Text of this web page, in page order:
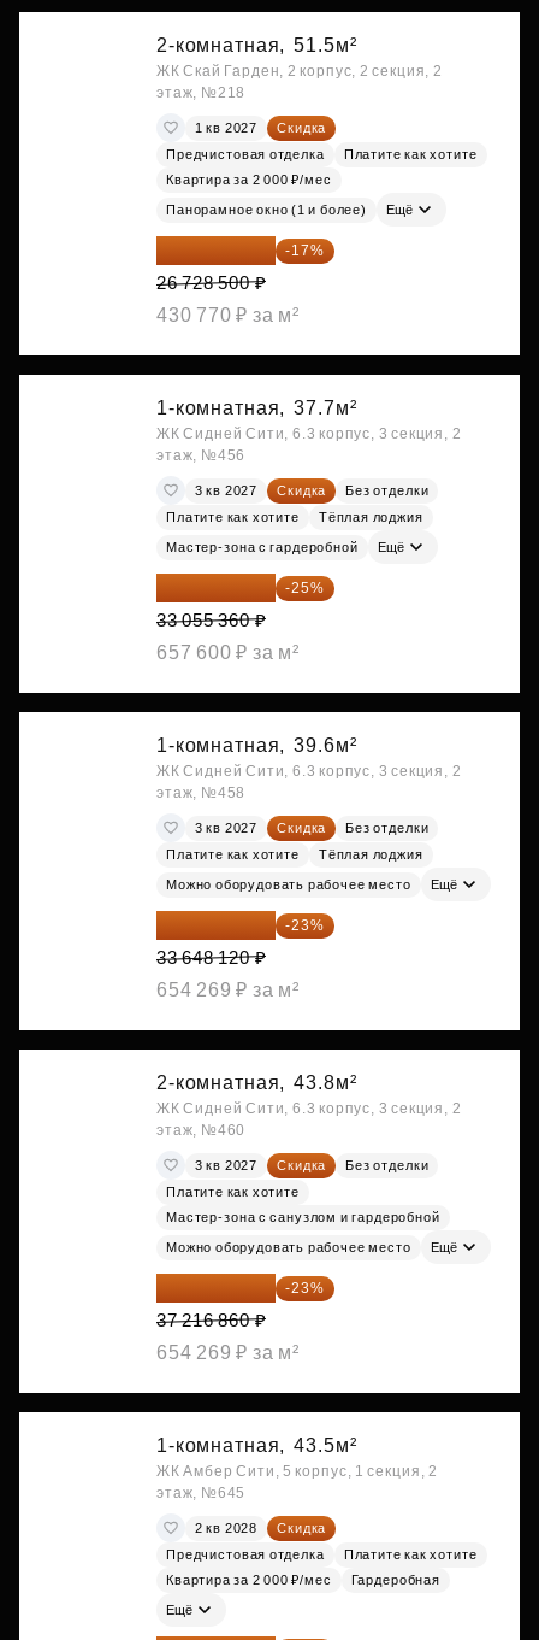
2-комнатная, 51.5м²
ЖК Скай Гарден, 2 корпус, 2 секция, 2
этаж, №218
1 кв 2027
Скидка
Предчистовая отделка
Платите как хотите
Квартира за 2 000 ₽/мес
Панорамное окно (1 и более) Ещё
22 184 655 ₽ -17%
26 728 500 ₽
430 770 ₽ за м²
1-комнатная, 37.7м²
ЖК Сидней Сити, 6.3 корпус, 3 секция, 2
этаж, №456
3 кв 2027 Скидка
Без отделки
Платите как хотите
Тёплая лоджия
Мастер-зона с гардеробной Ещё
24 791 520 ₽ -25%
33 055 360 ₽
657 600 ₽ за м²
1-комнатная, 39.6м²
ЖК Сидней Сити, 6.3 корпус, 3 секция, 2
этаж, №458
3 кв 2027 Скидка
Без отделки
Платите как хотите
Тёплая лоджия
Можно оборудовать рабочее место Ещё
25 909 052 ₽ -23%
33 648 120 ₽
654 269 ₽ за м²
2-комнатная, 43.8м²
ЖК Сидней Сити, 6.3 корпус, 3 секция, 2
этаж, №460
3 кв 2027 Скидка
Без отделки
Платите как хотите
Мастер-зона с санузлом и гардеробной
Можно оборудовать рабочее место Ещё
28 656 982 ₽ -23%
37 216 860 ₽
654 269 ₽ за м²
1-комнатная, 43.5м²
ЖК Амбер Сити, 5 корпус, 1 секция, 2
этаж, №645
2 кв 2028
Скидка
Предчистовая отделка
Платите как хотите
Квартира за 2 000 ₽/мес
Гардеробная
Ещё